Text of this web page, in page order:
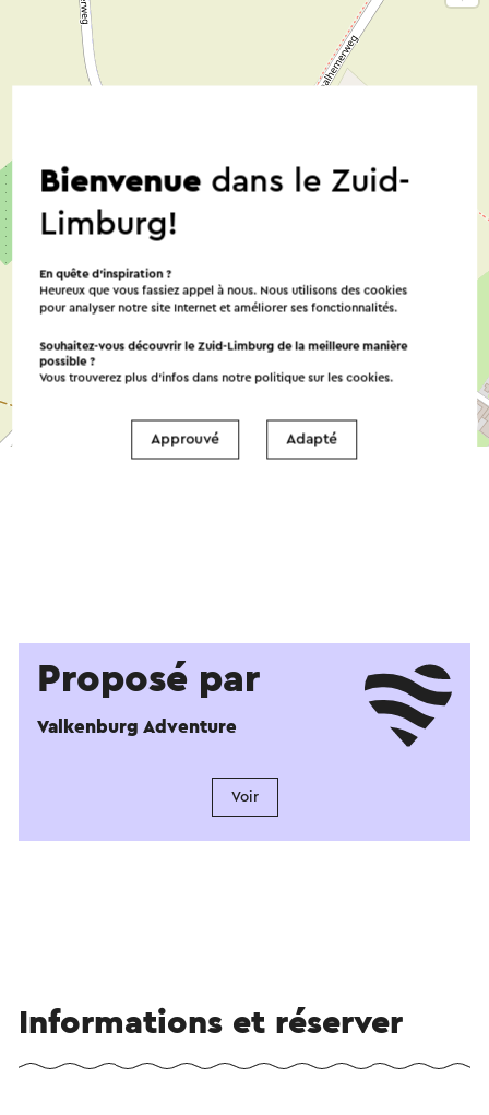
©OpenStreetMap
→ Planifier votre itinéraire
Proposé par
Valkenburg Adventure
Voir
Informations et réserver
Bienvenuedans le Zuid-
Limburg!
En quête d’inspiration ?
Heureux que vous fassiez appel à nous. Nous utilisons des cookies
pour analyser notre site Internet et améliorer ses fonctionnalités.
Souhaitez-vous découvrir le Zuid-Limburg de la meilleure manière
possible ?
Vous trouverez plus d’infos dans notre politique sur lescookies.
Approuvé Adapté